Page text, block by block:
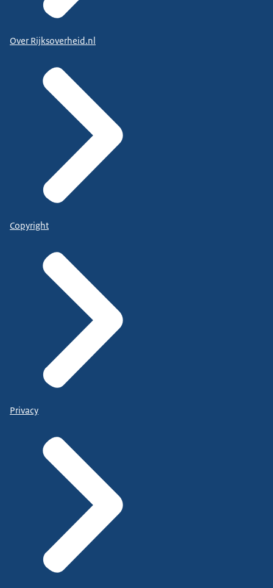
Over Rijksoverheid.nl
Copyright
Privacy